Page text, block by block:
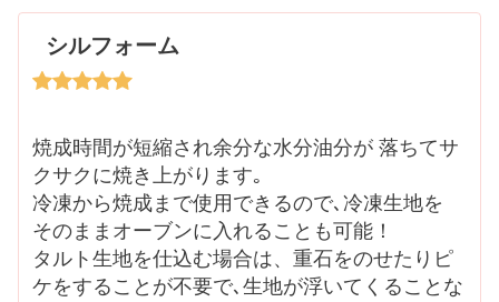
シルフォーム
焼成時間が短縮され余分な水分油分が 落ちてサ
クサクに焼き上がります｡
冷凍から焼成まで使用できるので､冷凍生地を
そのままオーブンに入れることも可能！
タルト生地を仕込む場合は、重石をのせたりピ
ケをすることが不要で､生地が浮いてくることな